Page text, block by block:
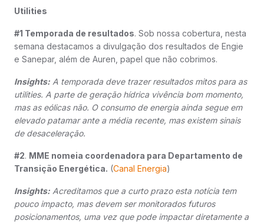
Utilities
#1 Temporada de resultados. Sob nossa cobertura, nesta
semana destacamos a divulgação dos resultados de Engie
e Sanepar, além de Auren, papel que não cobrimos.
Insights: A temporada deve trazer resultados mitos para as
utilities. A parte de geração hídrica vivência bom momento,
mas as eólicas não. O consumo de energia ainda segue em
elevado patamar ante a média recente, mas existem sinais
de desaceleração.
#2. MME nomeia coordenadora para Departamento de
Transição Energética. (Canal Energia)
Insights: Acreditamos que a curto prazo esta notícia tem
pouco impacto, mas devem ser monitorados futuros
posicionamentos, uma vez que pode impactar diretamente a